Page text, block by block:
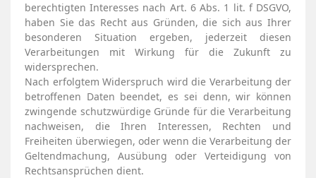
berechtigten Interesses nach Art. 6 Abs. 1 lit. f DSGVO,
haben Sie das Recht aus Gründen, die sich aus Ihrer
besonderen Situation ergeben, jederzeit diesen
Verarbeitungen mit Wirkung für die Zukunft zu
widersprechen.
Nach erfolgtem Widerspruch wird die Verarbeitung der
betroffenen Daten beendet, es sei denn, wir können
zwingende schutzwürdige Gründe für die Verarbeitung
nachweisen, die Ihren Interessen, Rechten und
Freiheiten überwiegen, oder wenn die Verarbeitung der
Geltendmachung, Ausübung oder Verteidigung von
Rechtsansprüchen dient.